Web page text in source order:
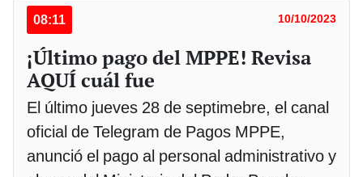
08:11 10/10/2023
¡Último pago del MPPE! Revisa
AQUÍ cuál fue
El último jueves 28 de septimebre, el canal
oficial de Telegram de Pagos MPPE,
anunció el pago al personal administrativo y